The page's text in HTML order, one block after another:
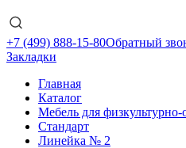
+7 (499) 888-15-80Обратный
Закладки
Главная
Каталог
Мебель для
Стандарт
Линейка № 2